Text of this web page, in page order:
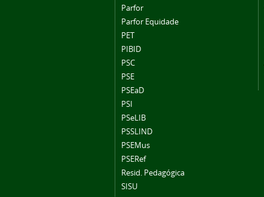
Parfor
Parfor Equidade
PET
PIBID
PSC
PSE
PSEaD
PSI
PSeLIB
PSSLIND
PSEMus
PSERef
Resid. Pedagógica
SISU